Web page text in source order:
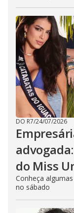
DO R7/24/07/2026
do Miss
Conheça
no sábado